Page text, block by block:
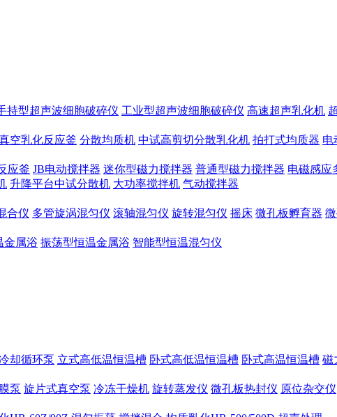
持型超声波细胞破碎仪 工业型超声波细胞破碎仪 高速超声乳化机
空乳化反应釜 分散均质机 中试高剪切分散乳化机 拍打式均质器 电
应釜 JB电动搅拌器 迷你型磁力搅拌器 普通型磁力搅拌器 电磁感应
升降平台中试分散机 大功率搅拌机 气动搅拌器
合仪 多管旋涡混匀仪 滚轴混匀仪 旋转混匀仪 摇床 微孔板孵育器
金属浴 振荡型恒温金属浴 智能型恒温混匀仪
却循环泵 立式高低温恒温槽 卧式高低温恒温槽 卧式高温恒温槽 磁
泵 旋片式真空泵 冷冻干燥机 旋转蒸发仪 微孔板热封仪 原位杂交仪